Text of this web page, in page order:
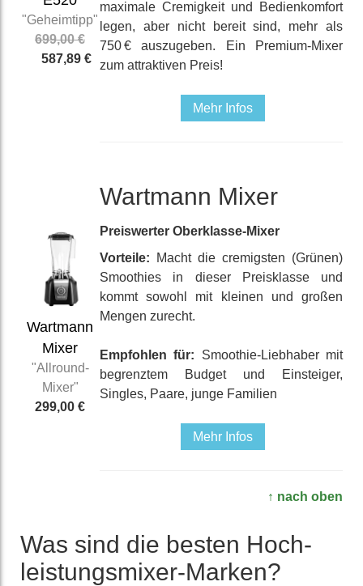
"Geheimtipp"
699,00 €
587,89 €
maximale Cremigkeit und Bedien­komfort
legen, aber nicht bereit sind, mehr als
750 € aus­zugeben. Ein Premium-Mixer
zum attrak­tiven Preis!
Mehr Infos
Wartmann
Mixer
"Allround-
Mixer"
299,00 €
Wartmann Mixer
Preis­werter Ober­klasse-Mixer
Vorteile: Macht die cremigsten (Grünen)
Smoothies in dieser Preis­klasse und
kommt sowohl mit kleinen und großen
Mengen zurecht.
Empfohlen für: Smoothie-Liebhaber mit
be­grenz­tem Budget und Einsteiger,
Singles, Paare, junge Familien
Mehr Infos
↑ nach oben
Was sind die besten Hoch­
leistungs­mixer-Marken?